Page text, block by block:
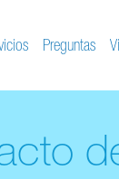
Preguntas